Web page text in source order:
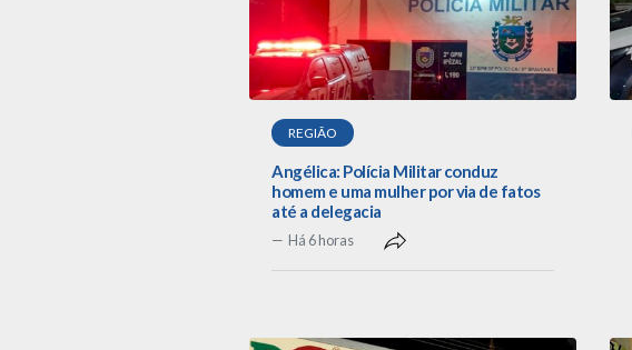
REGIÃO
Angélica: Polícia Militar conduz
homem e uma mulher por via de fatos
até a delegacia
Há 6 horas